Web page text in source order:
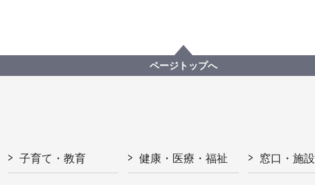
ページトップへ
子育て・教育 健康・医療・福祉 窓口・施設